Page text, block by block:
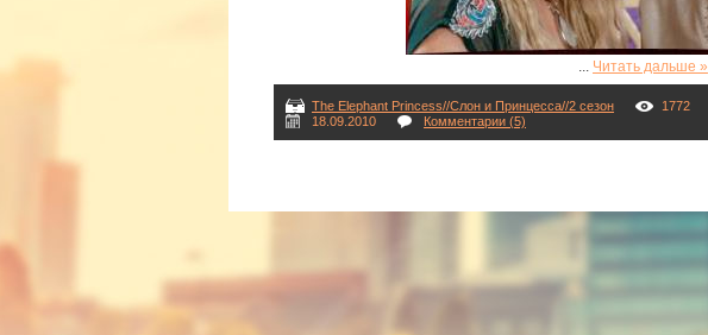
... Читать дальше »
The Elephant Princess//Слон и Принцесса//2 сезон 1772
18.09.2010
Комментарии (5)